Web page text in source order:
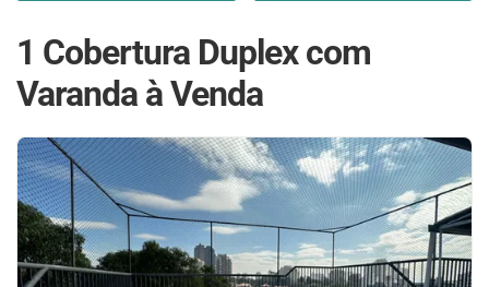
1 Cobertura Duplex com
Varanda à Venda